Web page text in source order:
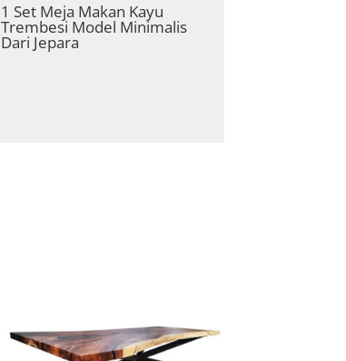
1 Set Meja Makan Kayu
Trembesi Model Minimalis
Dari Jepara